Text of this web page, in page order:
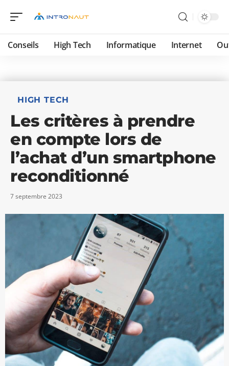
Conseils High Tech Informatique Internet
HIGH TECH
Les critères à prendre
en compte lors de
l’achat d’un smartphone
reconditionné
7 septembre 2023